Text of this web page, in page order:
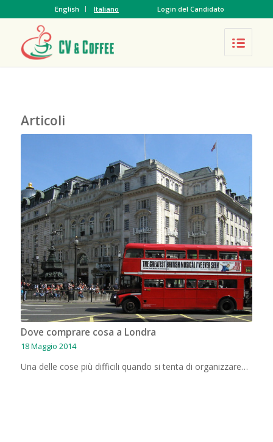
English Italiano Login del Candidato
Articoli
Dove comprare cosa a Londra
18 Maggio 2014
Una delle cose più difficili quando si tenta di organizzare…